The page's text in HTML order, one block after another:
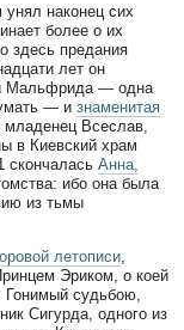
наконец сих
более о их
здесь предания
лет он
Мальфрида — одна
— и знаменитая
младенец Всеслав,
в Киевский храм
скончалась Анна,
ибо она была
из тьмы
летописи
Эриком, о коей
Гонимый судьбою,
Сигурда, одного из